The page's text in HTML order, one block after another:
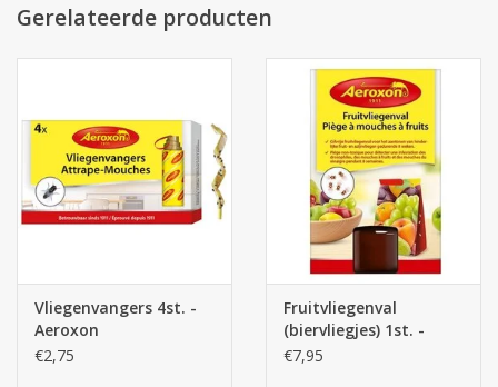
Gerelateerde producten
Vliegenvangers 4st. -
Aeroxon
€2,75
Fruitvliegenval
(biervliegjes) 1st. -
Aeroxon
€7,95